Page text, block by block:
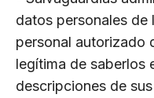
datos personales de
personal autorizado
legítima de saberlos
descripciones de